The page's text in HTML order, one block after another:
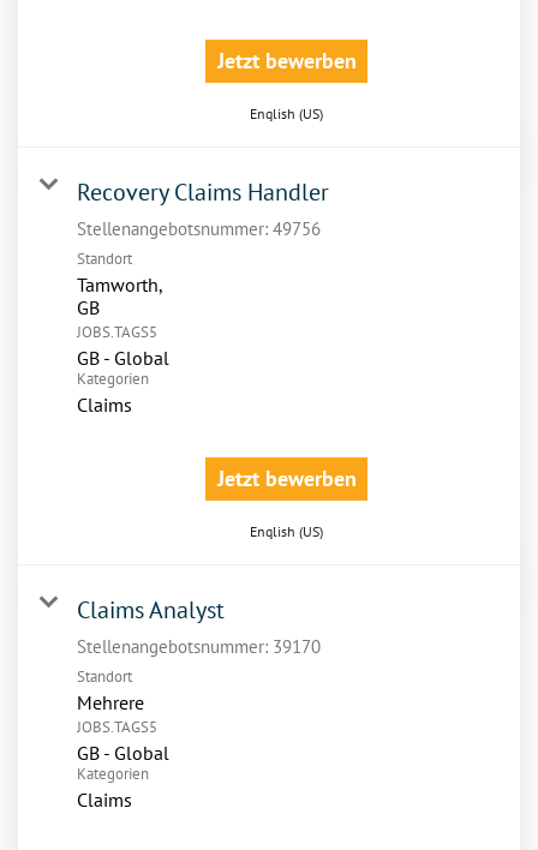
Jetzt bewerben
English (US)
Recovery Claims Handler
Stellenangebotsnummer: 49756
Standort
Tamworth,
JOBS.TAGS5
GB - Global
Kategorien
Claims
Jetzt bewerben
English (US)
Claims Analyst
Stellenangebotsnummer: 39170
Standort
Mehrere
JOBS.TAGS5
GB - Global
Kategorien
Claims